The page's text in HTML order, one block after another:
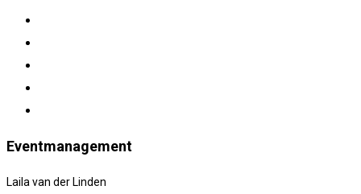
Eventmanagement
Laila van der Linden